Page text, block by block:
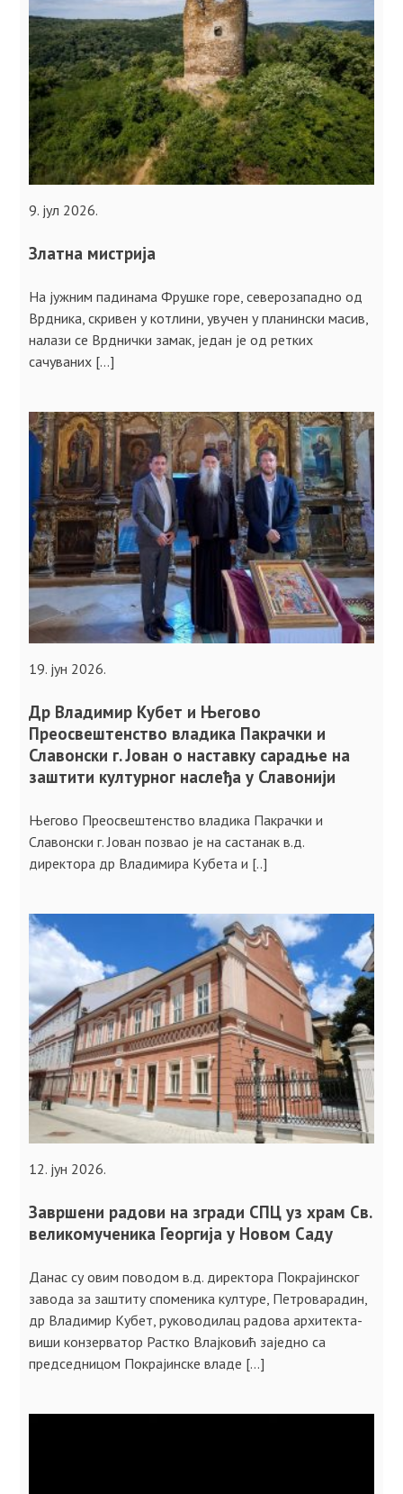
9. јул 2026.
Златна мистрија
На јужним падинама Фрушке горе, северозападно од
Врдника, скривен у котлини, увучен у планински масив,
налази се Врднички замак, једaн је од ретких
сачуваних […]
19. јун 2026.
Др Владимир Кубет и Његово
Преосвештенство владика Пакрачки и
Славонски г. Јован о наставку сарадње на
заштити културног наслеђа у Славонији
Његово Преосвештенство владика Пакрачки и
Славонски г. Јован позвао је на састанак в.д.
директора др Владимира Кубета и [..]
12. јун 2026.
Завршени радови на згради СПЦ уз храм Св.
великомученика Георгија у Новом Саду
Данас су овим поводом в.д. директора Покрајинског
завода за заштиту споменика културе, Петроварадин,
др Владимир Кубет, руководилац радова архитекта-
виши конзерватор Растко Влајковић заједно са
председницом Покрајинске владе […]